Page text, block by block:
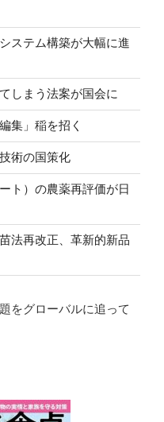
ステム構築が大幅に進
しまう法案が国会に
集」稲を招く
術の国策化
ト）の農薬再評価が日
法再改正、革新的新品
をグローバルに追って